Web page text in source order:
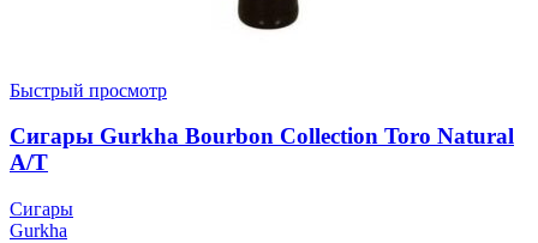
Быстрый просмотр
Сигары Gurkha Bourbon Collection Toro Natural
A/T
Сигары
Gurkha